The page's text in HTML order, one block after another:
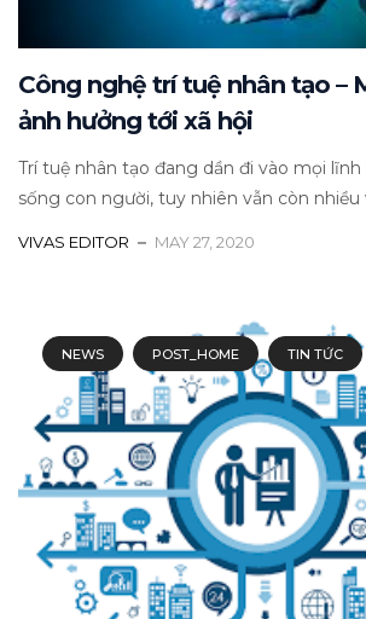
Công nghệ trí tuệ nhân tạo –
ảnh hưởng tới xã hội
Trí tuệ nhân tạo đang dần đi vào mọi
sống con người, tuy nhiên vẫn còn nhiều
VIVAS EDITOR MAY 27, 2020
NEWS POST_HOME TIN TỨC